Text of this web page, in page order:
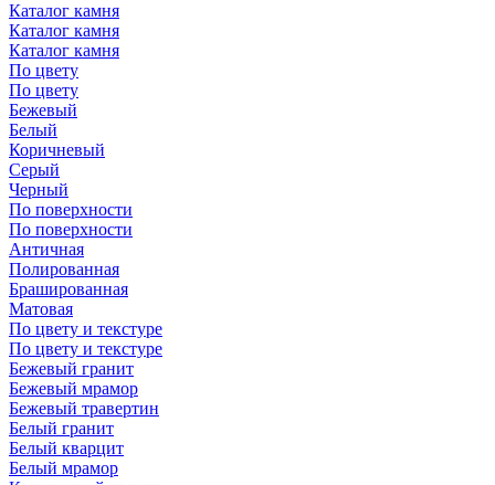
Каталог камня
Каталог камня
Каталог камня
По цвету
По цвету
Бежевый
Белый
Коричневый
Серый
Черный
По поверхности
По поверхности
Античная
Полированная
Брашированная
Матовая
По цвету и текстуре
По цвету и текстуре
Бежевый гранит
Бежевый мрамор
Бежевый травертин
Белый гранит
Белый кварцит
Белый мрамор